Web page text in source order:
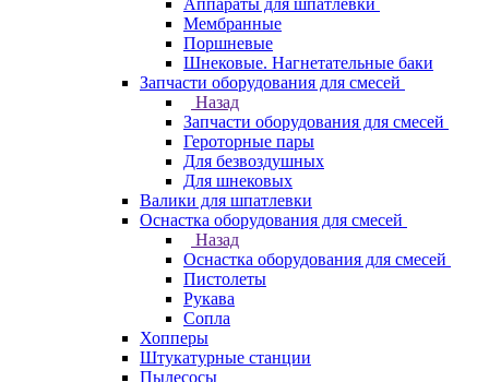
Аппараты для шпатлевки
Мембранные
Поршневые
Шнековые. Нагнетательные баки
Запчасти оборудования для смесей
Назад
Запчасти оборудования для смесей
Героторные пары
Для безвоздушных
Для шнековых
Валики для шпатлевки
Оснастка оборудования для смесей
Назад
Оснастка оборудования для смесей
Пистолеты
Рукава
Сопла
Хопперы
Штукатурные станции
Пылесосы